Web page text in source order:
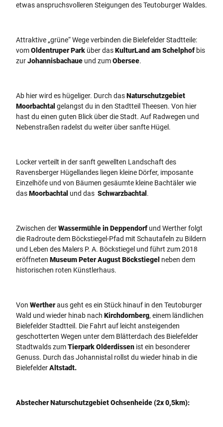
etwas anspruchsvolleren Steigungen des Teutoburger Waldes.
Attraktive „grüne“ Wege verbinden die Bielefelder Stadtteile:
vomOldentruper Park über dasKulturLand am Schelphof bis
zurJohannisbachaue und zumObersee.
Ab hier wird es hügeliger. Durch dasNaturschutzgebiet
Moorbachtal gelangst du in den Stadtteil Theesen. Von hier
hast du einen guten Blick über die Stadt. Auf Radwegen und
Nebenstraßen radelst du weiter über sanfte Hügel.
Locker verteilt in der sanft gewellten Landschaft des
Ravensberger Hügellandes liegen kleine Dörfer, imposante
Einzelhöfe und von Bäumen gesäumte kleine Bachtäler wie
dasMoorbachtal und das Schwarzbachtal .
Zwischen derWassermühle in Deppendorf und Werther folgt
die Radroute dem Böckstiegel-Pfad mit Schautafeln zu Bildern
und Leben des Malers P. A. Böckstiegel und führt zum 2018
eröffneten Museum Peter August Böckstiegel neben dem
historischen roten Künstlerhaus.
Von Wertheraus geht es ein Stück hinauf in den Teutoburger
Wald und wieder hinab nach Kirchdornberg, einem ländlichen
Bielefelder Stadtteil. Die Fahrt auf leicht ansteigenden
geschotterten Wegen unter dem Blätterdach des Bielefelder
Stadtwalds zumTierpark Olderdissen ist ein besonderer
Genuss. Durch das Johannistal rollst du wieder hinab in die
BielefelderAltstadt.
Abstecher Naturschutzgebiet Ochsenheide (2x 0,5km):